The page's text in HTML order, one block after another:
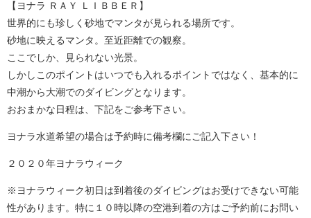
【ヨナラ ＲＡＹ ＬＩＢＢＥＲ】
世界的にも珍しく砂地でマンタが見られる場所です。
砂地に映えるマンタ。至近距離での観察。
ここでしか、見られない光景。
しかしこのポイントはいつでも入れるポイントではなく、基本的に
中潮から大潮でのダイビングとなります。
おおまかな日程は、下記をご参考下さい。
ヨナラ水道希望の場合は予約時に備考欄にご記入下さい！
２０２０年ヨナラウィーク
※ヨナラウィーク初日は到着後のダイビングはお受けできない可能
性があります。特に１０時以降の空港到着の方はご予約前にお問い